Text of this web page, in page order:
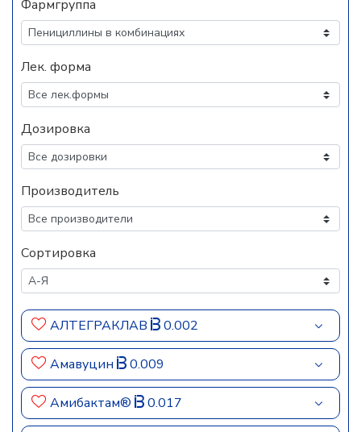
Фармгруппа
Лек. форма
Дозировка
Производитель
Сортировка
АЛТЕГРАКЛАВ 0.002
Амавуцин 0.009
Амибактам® 0.017